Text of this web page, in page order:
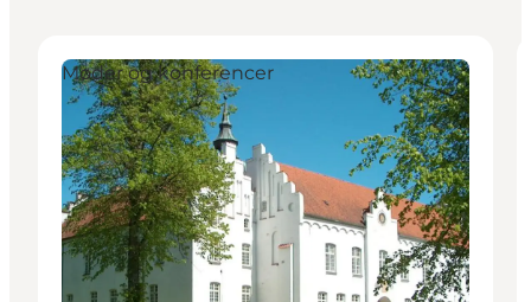
Møder og konferencer